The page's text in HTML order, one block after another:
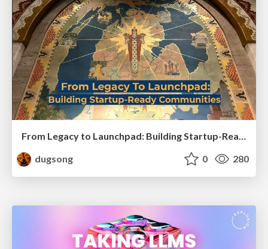
From Legacy to Launchpad: Building Startup-Ready Communities
dugsong
0 280